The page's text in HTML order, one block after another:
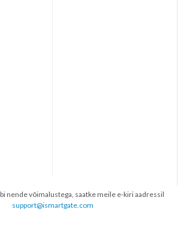
nende võimalustega, saatke meile e-kiri aadressil
support@ismartgate.com